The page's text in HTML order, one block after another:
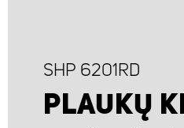
SHP 6201RD
PLAUKŲ